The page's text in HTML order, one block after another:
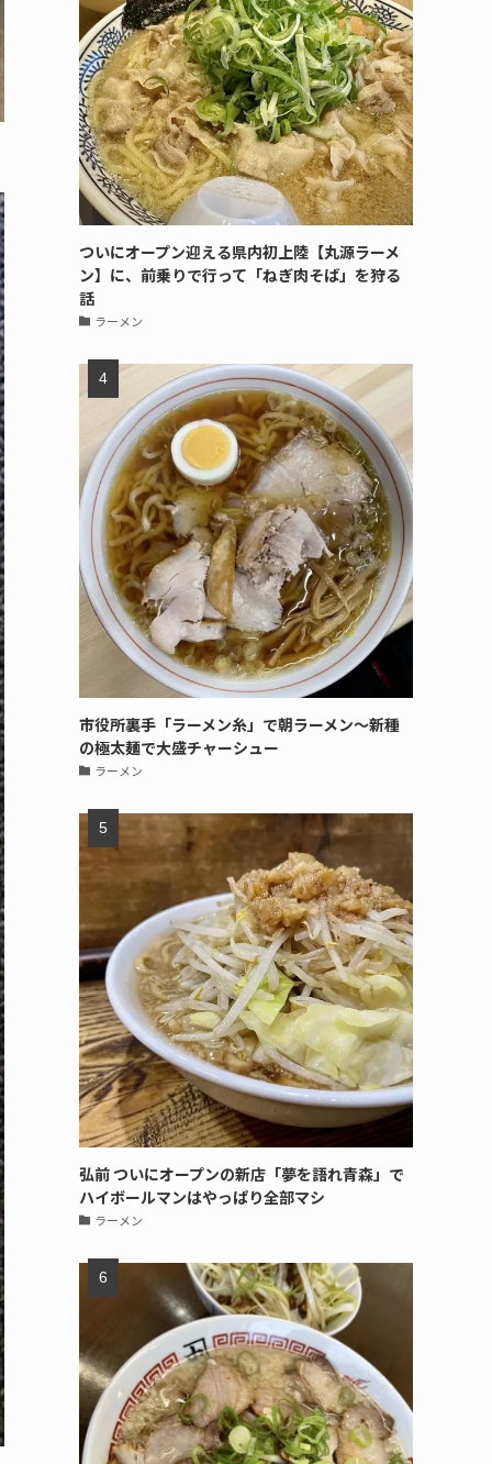
ついにオープン迎える県内初上陸【丸源ラーメ
ン】に、前乗りで行って「ねぎ肉そば」を狩る
話
ラーメン
市役所裏手「ラーメン糸」で朝ラーメン〜新種
の極太麺で大盛チャーシュー
ラーメン
弘前 ついにオープンの新店「夢を語れ青森」で
ハイボールマンはやっぱり全部マシ
ラーメン